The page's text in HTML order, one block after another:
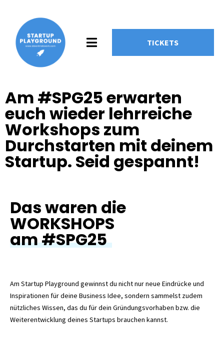
TICKETS
Am #SPG25 erwarten
euch wieder lehrreiche
Workshops zum
Durchstarten mit deinem
Startup. Seid gespannt!
Das waren die
WORKSHOPS
am #SPG25
Am Startup Playground gewinnst du nicht nur neue Eindrücke und
Inspirationen für deine Business Idee, sondern sammelst zudem
nützliches Wissen, das du für dein Gründungsvorhaben bzw. die
Weiterentwicklung deines Startups brauchen kannst.